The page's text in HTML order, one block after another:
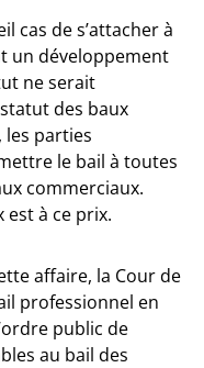
cas de s’attacher à
un développement
ne serait
des baux
les parties
le bail à toutes
commerciaux.
est à ce prix.
affaire, la Cour de
professionnel en
public de
au bail des